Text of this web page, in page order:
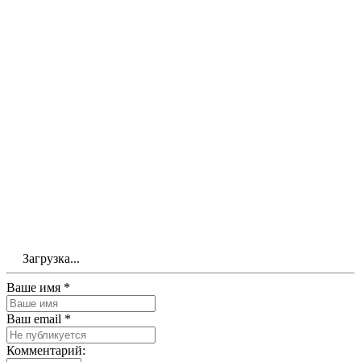
Загрузка...
Ваше имя *
Ваш email *
Комментарий: